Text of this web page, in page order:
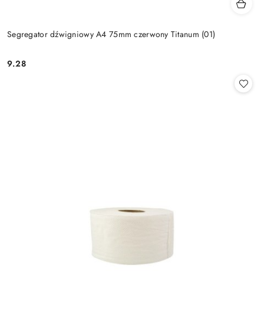
Segregator dźwigniowy A4 75mm czerwony Titanum (01)
Cena:
9.28